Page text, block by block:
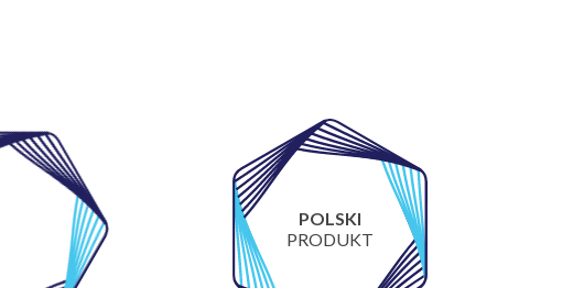
POLSKI
PRODUKT